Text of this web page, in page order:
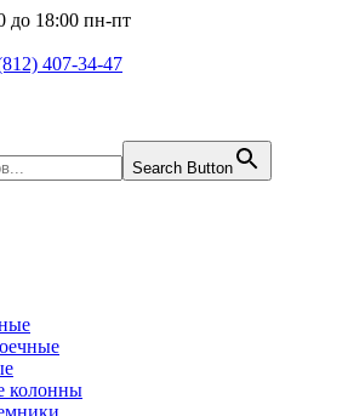
до 18:00 пн-пт
407-34-47
Search Button
колонны